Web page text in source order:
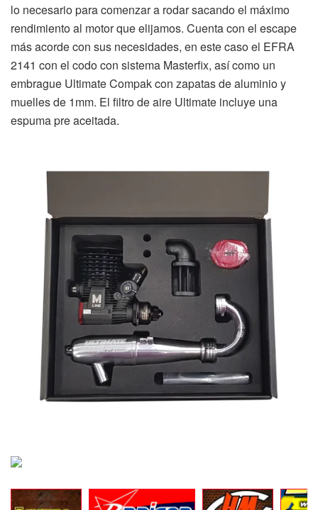
lo necesario para comenzar a rodar sacando el máximo
rendimiento al motor que elijamos. Cuenta con el escape
más acorde con sus necesidades, en este caso el EFRA
2141 con el codo con sistema Masterfix, así como un
embrague Ultimate Compak con zapatas de aluminio y
muelles de 1mm. El filtro de aire Ultimate incluye una
espuma pre aceitada.